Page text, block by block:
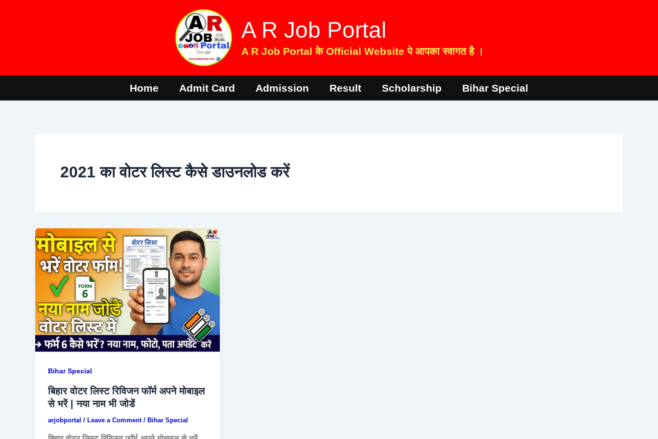
A R Job Portal
A R Job Portal के Official Website पे आपका स्वागत है ।
Home Admit Card Admission Result Scholarship Bihar Special
2021 का वोटर लिस्ट कैसे डाउनलोड करें
Bihar Special
बिहार वोटर लिस्ट रिविजन फॉर्म अपने मोबाइल
से भरें | नया नाम भी जोडें
arjobportal / Leave a Comment / Bihar Special